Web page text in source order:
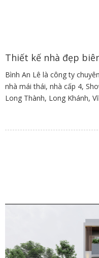
Thiết kế nhà đẹp
Bình An Lê là công ty
nhà mái thái, nhà cấp 4,
Long Thành, Long Khánh,